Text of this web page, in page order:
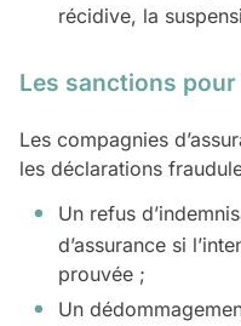
récidive, la
Les sanctions pour
Les compagnies
les déclarations
Un refus
d’assurance si
prouvée ;
Un